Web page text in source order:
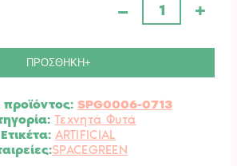
– +
ΠΡΟΣΘΗΚΗ+
SPG0006-0713
Τεχνητά Φυτά
Ετικέτα: ARTIFICIAL
SPACEGREEN